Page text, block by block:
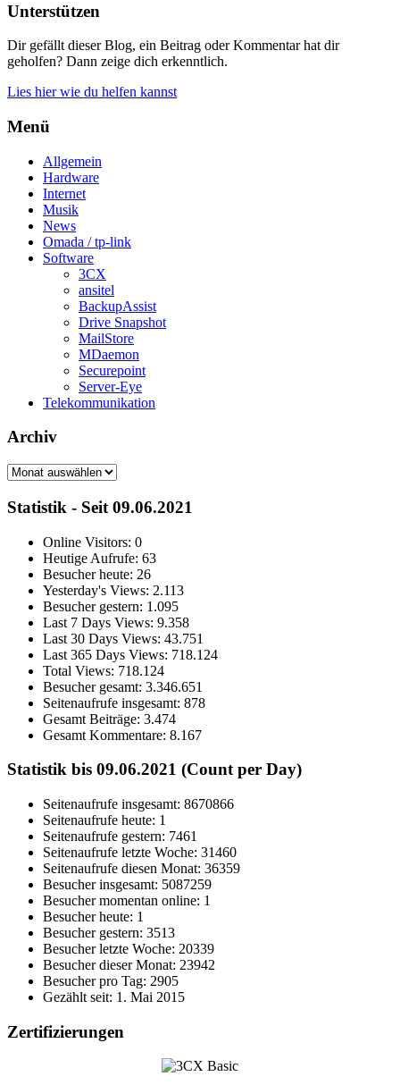
Unterstützen
Dir gefällt dieser Blog, ein Beitrag oder Kommentar hat dir
geholfen? Dann zeige dich erkenntlich.
Lies hier wie du helfen kannst
Menü
Allgemein
Hardware
Internet
Musik
News
Omada / tp-link
Software
3CX
ansitel
BackupAssist
Drive Snapshot
MailStore
MDaemon
Securepoint
Server-Eye
Telekommunikation
Archiv
Archiv
Statistik - Seit 09.06.2021
Online Visitors: 0
Heutige Aufrufe: 63
Besucher heute: 26
Yesterday's Views: 2.113
Besucher gestern: 1.095
Last 7 Days Views: 9.358
Last 30 Days Views: 43.751
Last 365 Days Views: 718.124
Total Views: 718.124
Besucher gesamt: 3.346.651
Seitenaufrufe insgesamt: 878
Gesamt Beiträge: 3.474
Gesamt Kommentare: 8.167
Statistik bis 09.06.2021 (Count per Day)
Seitenaufrufe insgesamt: 8670866
Seitenaufrufe heute: 1
Seitenaufrufe gestern: 7461
Seitenaufrufe letzte Woche: 31460
Seitenaufrufe diesen Monat: 36359
Besucher insgesamt: 5087259
Besucher momentan online: 1
Besucher heute: 1
Besucher gestern: 3513
Besucher letzte Woche: 20339
Besucher dieser Monat: 23942
Besucher pro Tag: 2905
Gezählt seit: 1. Mai 2015
Zertifizierungen